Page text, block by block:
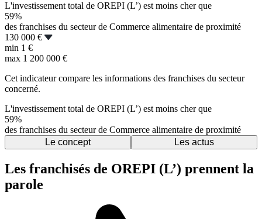
L'investissement total de OREPI (L’) est moins cher que
59%
des franchises du secteur de Commerce alimentaire de proximité
130 000 €
min 1 €
max 1 200 000 €
Cet indicateur compare les informations des franchises du secteur
concerné.
L'investissement total de OREPI (L’) est moins cher que
59%
des franchises du secteur de Commerce alimentaire de proximité
Le concept
Les actus
Les franchisés de OREPI (L’) prennent la
parole